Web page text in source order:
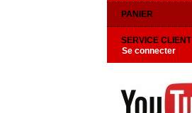
PANIER
SERVICE CLIENT
Se connecter